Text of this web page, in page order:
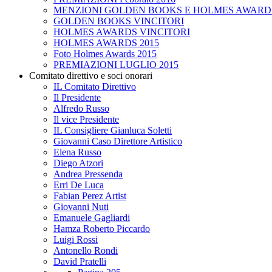
MENZIONI GOLDEN BOOKS E HOLMES
GOLDEN BOOKS VINCITORI
HOLMES AWARDS VINCITORI
HOLMES AWARDS 2015
Foto Holmes Awards 2015
PREMIAZIONI LUGLIO 2015
Comitato direttivo e soci onorari
IL Comitato Direttivo
Il Presidente
Alfredo Russo
Il vice Presidente
IL Consigliere Gianluca Soletti
Giovanni Caso Direttore Artistico
Elena Russo
Diego Atzori
Andrea Pressenda
Erri De Luca
Fabian Perez Artist
Giovanni Nuti
Emanuele Gagliardi
Hamza Roberto Piccardo
Luigi Rossi
Antonello Rondi
David Pratelli